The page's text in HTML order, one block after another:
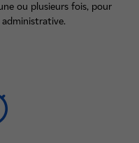
ou plusieurs fois, pour